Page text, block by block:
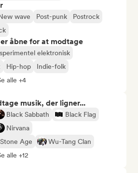
wave Post-punk
Postrock
åbne for at modtage
elektronisk
Hip-hop
Indie-folk
alle +4
musik, der ligner...
Black Sabbath
Black Flag
Nirvana
Age
Wu-Tang Clan
alle +12